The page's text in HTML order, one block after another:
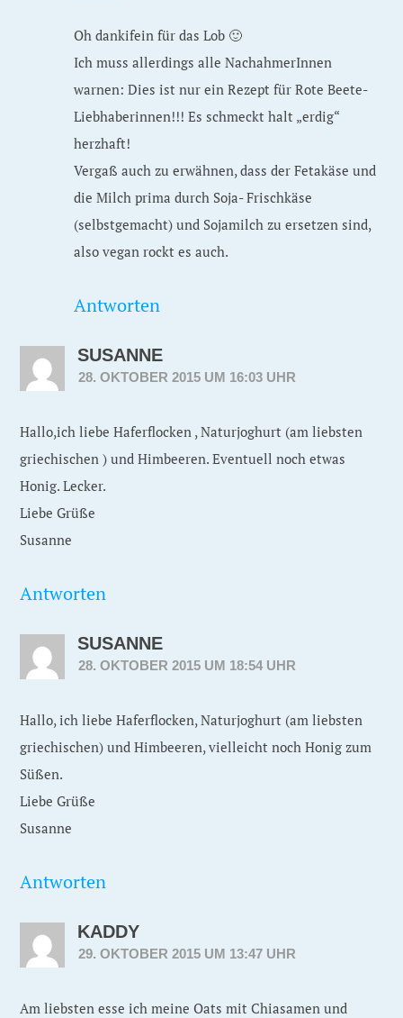
Oh dankifein für das Lob 🙂
Ich muss allerdings alle NachahmerInnen
warnen: Dies ist nur ein Rezept für Rote Beete-
Liebhaberinnen!!! Es schmeckt halt „erdig“
herzhaft!
Vergaß auch zu erwähnen, dass der Fetakäse und
die Milch prima durch Soja- Frischkäse
(selbstgemacht) und Sojamilch zu ersetzen sind,
also vegan rockt es auch.
Antworten
SUSANNE
28. OKTOBER 2015 UM 16:03 UHR
Hallo,ich liebe Haferflocken , Naturjoghurt (am liebsten
griechischen ) und Himbeeren. Eventuell noch etwas
Honig. Lecker.
Liebe Grüße
Susanne
Antworten
SUSANNE
28. OKTOBER 2015 UM 18:54 UHR
Hallo, ich liebe Haferflocken, Naturjoghurt (am liebsten
griechischen) und Himbeeren, vielleicht noch Honig zum
Süßen.
Liebe Grüße
Susanne
Antworten
KADDY
29. OKTOBER 2015 UM 13:47 UHR
Am liebsten esse ich meine Oats mit Chiasamen und